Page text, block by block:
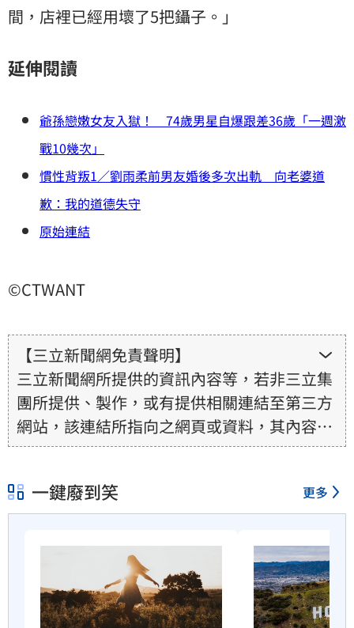
間，店裡已經用壞了5把鑷子。」
延伸閱讀
爺孫戀嫩女友入獄！ 74歲男星自爆跟差36歲「一週激
戰10幾次」
慣性背叛1／劉雨柔前男友婚後多次出軌 向老婆道
歉：我的道德失守
原始連結
©CTWANT
【三立新聞網免責聲明】
三立新聞網所提供的資訊內容等，若非三立集
團所提供、製作，或有提供相關連結至第三方
網站，該連結所指向之網頁或資料，其內容均
為所連結網站提供，相關權利均為該網站、內
其真實性、正確性、即時性、完整性或合法
性。三立新聞網所提供的資訊內容，若其著作
權不屬於三立集團所有，使用者未取得內容提
供者（著作權人）許可之前，亦不得擅自轉
貼、重製、變更、散布，否則概由使用者自負
全責。
一鍵廢到笑 更多